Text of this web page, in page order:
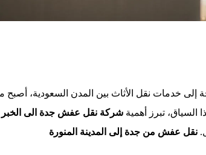
إلى خدمات نقل الأثاث بين المدن السعودية،
السياق، تبرز أهميةشركة نقل عفش جدة الى الخبر
نقل عفش من جدة إلى المدينة المنورة